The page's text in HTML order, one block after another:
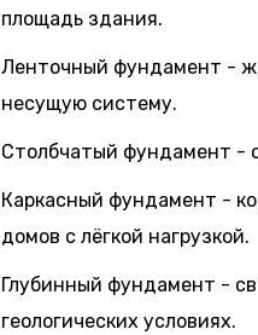
площадь здания.
Ленточный фундамент -
несущую систему.
Столбчатый фундамент -
Каркасный фундамент -
домов с лёгкой нагрузкой.
Глубинный фундамент -
геологических условиях.